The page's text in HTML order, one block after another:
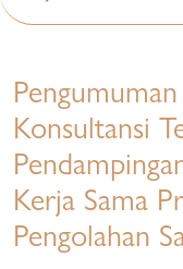
Konsultansi
Kerja Sama
Pengolahan